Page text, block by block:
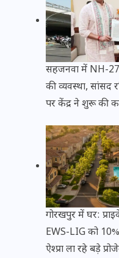
सहजनवा में NH-27
की व्यवस्था, सांसद
पर केंद्र ने शुरू की
गोरखपुर में घर:
EWS-LIG को
ऐश्प्रा ला रहे बड़े